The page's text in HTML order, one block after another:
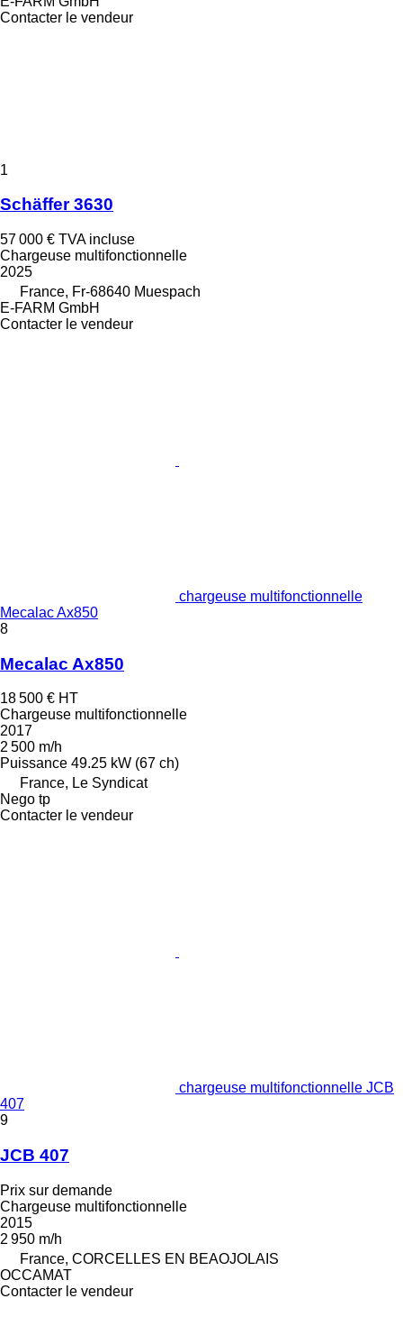
Contacter le vendeur
1
Schäffer 3630
57 000 € TVA incluse
Chargeuse multifonctionnelle
2025
France, Fr-68640 Muespach
E-FARM GmbH
Contacter le vendeur
chargeuse multifonctionnelle
Mecalac Ax850
8
Mecalac Ax850
18 500 € HT
Chargeuse multifonctionnelle
2017
2 500 m/h
Puissance 49.25 kW (67 ch)
France, Le Syndicat
Nego tp
Contacter le vendeur
chargeuse multifonctionnelle JCB
407
9
JCB 407
Prix sur demande
Chargeuse multifonctionnelle
2015
2 950 m/h
France, CORCELLES EN BEAOJOLAIS
OCCAMAT
Contacter le vendeur